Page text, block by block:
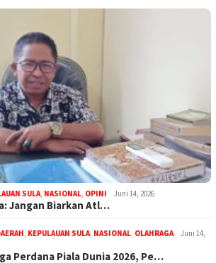
SULA, NASIONAL, OPINI Juni 14, 2026
Jangan Biarkan Atl…
, KEPULAUAN SULA, NASIONAL, OLAHRAGA
Juni 14,
Perdana Piala Dunia 2026, Pe…